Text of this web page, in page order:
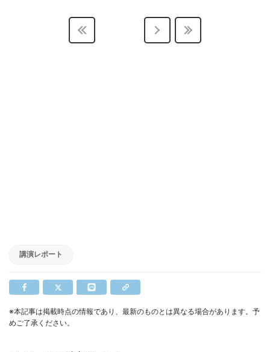
講演レポート
※本記事は掲載時点の情報であり、最新のものとは異なる場合があります。予
めご了承ください。